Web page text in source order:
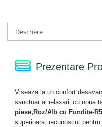
Descriere
Prezentare
Viseaza la un confort
sanctuar al relaxarii cu noua
piese,Roz/Alb cu Fundite-
superioara, recunoscut